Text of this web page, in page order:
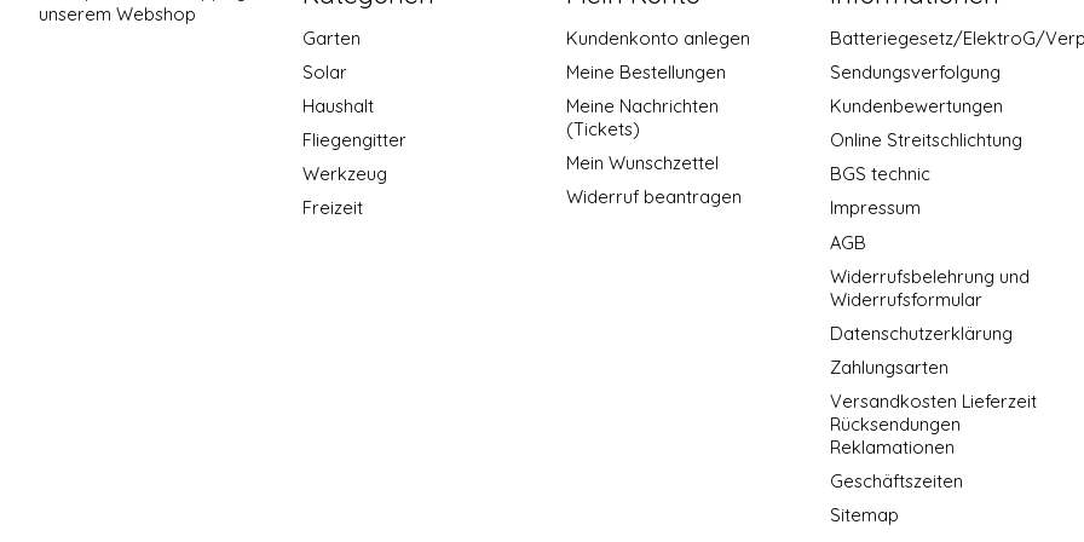
unserem Webshop
Garten
Solar
Haushalt
Fliegengitter
Werkzeug
Freizeit
Kundenkonto anlegen
Meine Bestellungen
Meine Nachrichten
(Tickets)
Mein Wunschzettel
Widerruf beantragen
Batteriegesetz/ElektroG/
Sendungsverfolgung
Kundenbewertungen
Online Streitschlichtung
BGS technic
Impressum
AGB
Widerrufsbelehrung und
Widerrufsformular
Datenschutzerklärung
Zahlungsarten
Versandkosten Lieferzeit
Rücksendungen
Reklamationen
Geschäftszeiten
Sitemap